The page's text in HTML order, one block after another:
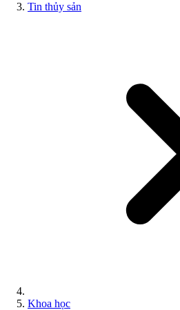
Tin thủy sản
Khoa học